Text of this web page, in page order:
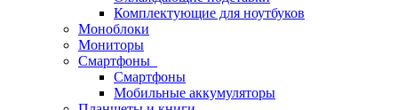
Комплектующие для ноутбуков
Моноблоки
Мониторы
Смартфоны
Смартфоны
Мобильные аккумуляторы